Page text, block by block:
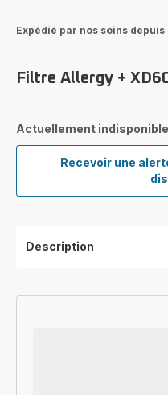
Expédié par nos soins depuis
Filtre Allergy +
Actuellement indisponible
Recevoir une
Description